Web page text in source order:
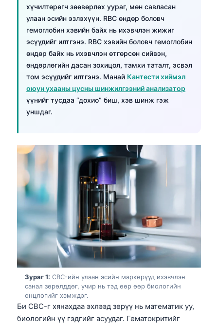
хүчилтөрөгч зөөвөрлөх уураг, мөн савласан
улаан эсийн эзлэхүүн. RBC өндөр боловч
гемоглобин хэвийн байх нь ихэвчлэн жижиг
эсүүдийг илтгэнэ. RBC хэвийн боловч гемоглобин
өндөр байх нь ихэвчлэн өтгөрсөн сийвэн,
өндөрлөгийн дасан зохицол, тамхи таталт, эсвэл
том эсүүдийг илтгэнэ. Манай Кантести хиймэл
оюун ухааны цусны шинжилгээний анализатор
үүнийг тусдаа “дохио” биш, хэв шинж гэж
уншдаг.
Зураг 1: CBC-ийн улаан эсийн маркерүүд ихэвчлэн
санал зөрөлддөг, учир нь тэд өөр өөр биологийн
онцлогийг хэмждэг.
Би CBC-г хянахдаа эхлээд зөрүү нь математик уу,
биологийн үү гэдгийг асуудаг. Гематокритийг